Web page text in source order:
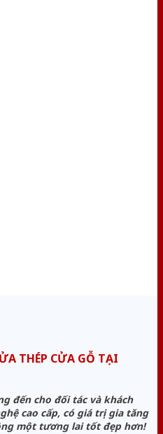
THÉP CỬA GỖ TẠI
đến cho đối tác và khách
cao cấp, có giá trị gia tăng
một tương lai tốt đẹp hơn!